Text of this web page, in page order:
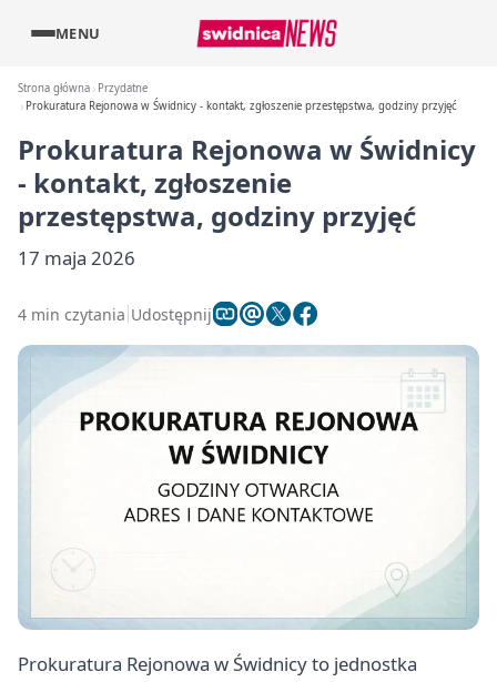
MENU
Strona główna
Przydatne
Prokuratura Rejonowa w Świdnicy - kontakt, zgłoszenie przestępstwa, godziny przyjęć
Prokuratura Rejonowa w Świdnicy
- kontakt, zgłoszenie
przestępstwa, godziny przyjęć
17 maja 2026
4 min czytania Udostępnij
Prokuratura Rejonowa w Świdnicy to jednostka